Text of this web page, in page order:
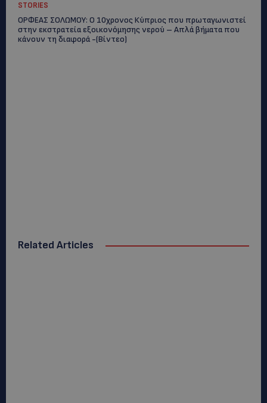
STORIES
ΟΡΦΕΑΣ ΣΟΛΩΜΟΥ: Ο 10χρονος Κύπριος που πρωταγωνιστεί
στην εκστρατεία εξοικονόμησης νερού – Απλά βήματα που
κάνουν τη διαφορά -(Βίντεο)
Related Articles